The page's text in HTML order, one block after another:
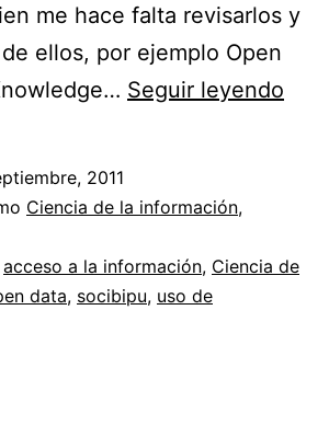
me hace falta revisarlos y
ellos, por ejemplo Open
Seguir leyendo
2011
Ciencia de la información,
acceso a la información, Ciencia de
data, socibipu, uso de